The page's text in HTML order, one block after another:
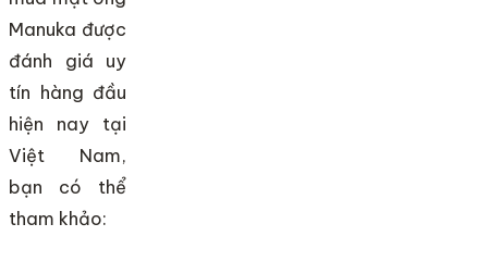
Manuka được
đánh giá uy
tín hàng đầu
hiện nay tại
Việt Nam,
bạn có thể
tham khảo: